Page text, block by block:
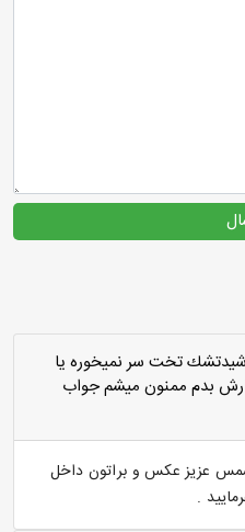
تخت سر نميخوره يا
بدم ممنون ميشم جواب
عزیز عکس و براتون داخل
.